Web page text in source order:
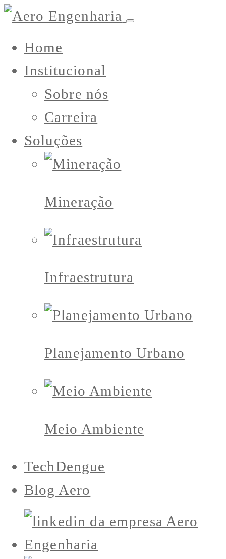
Home
Institucional
Sobre nós
Carreira
Soluções
Mineração
Infraestrutura
Planejamento Urbano
Meio Ambiente
TechDengue
Blog Aero